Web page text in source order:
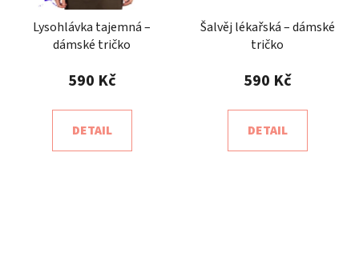
Lysohlávka tajemná –
dámské tričko
590 Kč
DETAIL
Šalvěj lékařská – dámské
tričko
590 Kč
DETAIL